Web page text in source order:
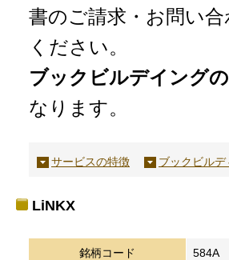
書のご請求・お問い
ください。
ブックビルデイング
なります。
サービスの特徴 ブックビル
LiNKX
銘柄コード 584A